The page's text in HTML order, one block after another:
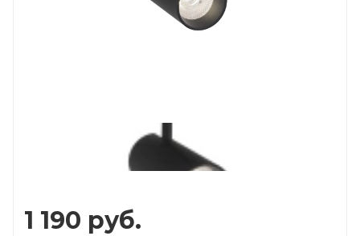
1 190 руб.